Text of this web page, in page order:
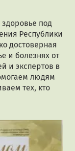
под
Республики
достоверная
и болезнях от
и экспертов в
людям
тех, кто